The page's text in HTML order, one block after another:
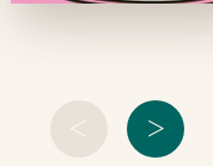
< >